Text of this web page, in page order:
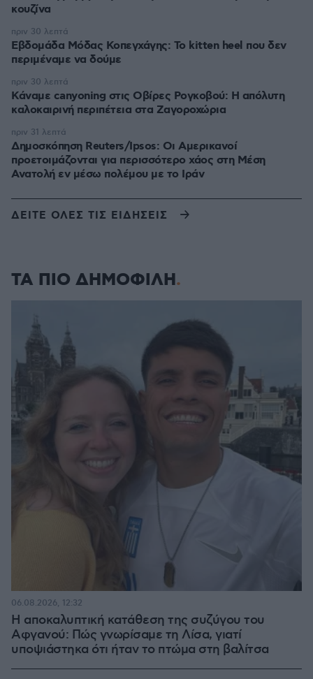
κουζίνα
Εβδομάδα Μόδας Κοπεγχάγης: Το kitten heel που δεν
περιμέναμε να δούμε
πριν 30 λεπτά
Κάναμε canyoning στις Οβίρες Ρογκοβού: Η απόλυτη
καλοκαιρινή περιπέτεια στα Ζαγοροχώρια
πριν 30 λεπτά
Δημοσκόπηση Reuters/Ipsos: Οι Αμερικανοί
προετοιμάζονται για περισσότερο χάος στη Μέση
Ανατολή εν μέσω πολέμου με το Ιράν
πριν 31 λεπτά
ΔΕΙΤΕ ΟΛΕΣ ΤΙΣ ΕΙΔΗΣΕΙΣ
ΤΑ ΠΙΟ ΔΗΜΟΦΙΛΗ
Η αποκαλυπτική κατάθεση της συζύγου του
Αφγανού: Πώς γνωρίσαμε τη Λίσα, γιατί
υποψιάστηκα ότι ήταν το πτώμα στη βαλίτσα
06.08.2026, 12:32